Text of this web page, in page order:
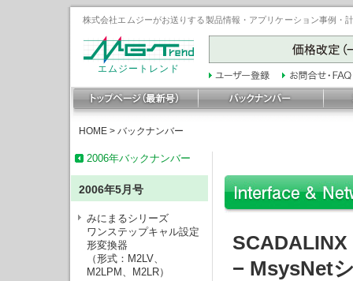
株式会社エムジーがお送りする製品情報・アプリケーション事例
エムジートレンド
HOME > バックナンバー
2006年バックナンバー
2006年5月号
みにまるシリーズ
ワンステップキャル設定
形変換器
（形式：M2LV、
M2LPM、M2LR）
− MsysNet